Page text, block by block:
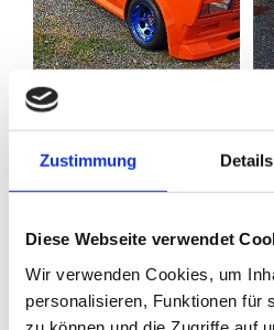
Zustimmung Details
Diese Webseite verwendet
Wir verwenden Cookies, um
personalisieren, Funktionen für